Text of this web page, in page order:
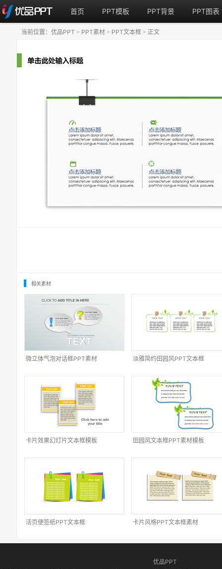
首页 PPT模板 PPT背景 PPT图表
当前位置： 优品PPT > PPT素材 > PPT文本框 > 正文
相关素材
微立体气泡对话框PPT素材 淡雅简约田园风PPT文本框
卡片效果幻灯片文本框模板 田园风文本框PPT素材模板
活页便签纸PPT文本框 卡片风格PPT文本框素材
优品PPT